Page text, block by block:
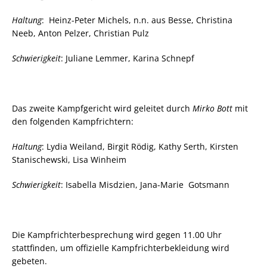
Haltung: Heinz-Peter Michels, n.n. aus Besse, Christina
Neeb, Anton Pelzer, Christian Pulz
Schwierigkeit: Juliane Lemmer, Karina Schnepf
Das zweite Kampfgericht wird geleitet durch Mirko Bott mit
den folgenden Kampfrichtern:
Haltung: Lydia Weiland, Birgit Rödig, Kathy Serth, Kirsten
Stanischewski, Lisa Winheim
Schwierigkeit: Isabella Misdzien, Jana-Marie Gotsmann
Die Kampfrichterbesprechung wird gegen 11.00 Uhr
stattfinden, um offizielle Kampfrichterbekleidung wird
gebeten.